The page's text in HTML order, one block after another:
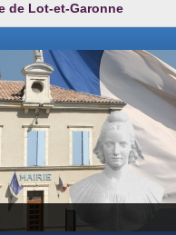
de Lot-et-Garonne